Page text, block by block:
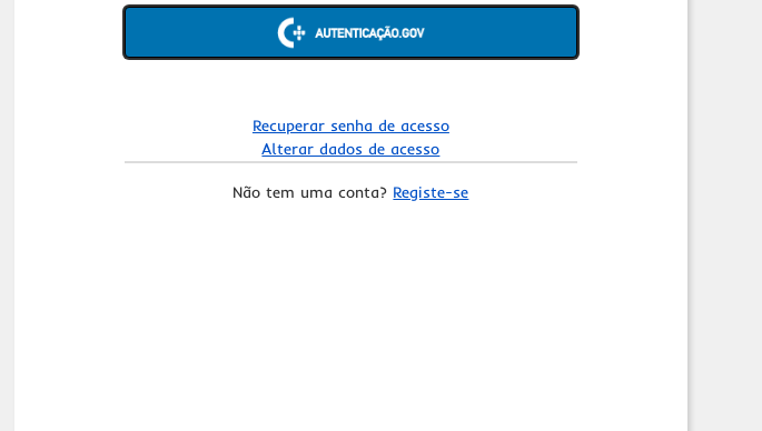
Recuperar senha de acesso
Alterar dados de acesso
Não tem uma conta? Registe-se